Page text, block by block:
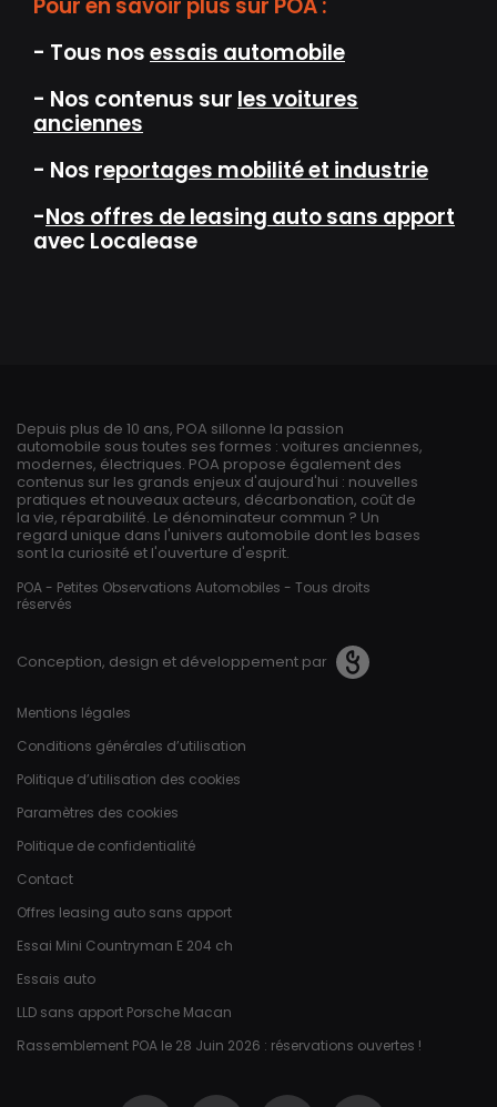
Pour en savoir plus sur POA :
- Tous nosessais automobile
- Nos contenus sur les voitures
anciennes
- Nos reportages mobilité et industrie
-Nos offres de leasing auto sans apport
avec Localease
Depuis plus de 10 ans, POA sillonne la passion
automobile sous toutes ses formes : voitures anciennes,
modernes, électriques. POA propose également des
contenus sur les grands enjeux d'aujourd'hui : nouvelles
pratiques et nouveaux acteurs, décarbonation, coût de
la vie, réparabilité. Le dénominateur commun ? Un
regard unique dans l'univers automobile dont les bases
sont la curiosité et l'ouverture d'esprit.
POA - Petites Observations Automobiles - Tous droits
réservés
Conception, design et développement par
Pied de page
Mentions légales
Conditions générales d’utilisation
Politique d’utilisation des cookies
Paramètres des cookies
Politique de confidentialité
Contact
Offres leasing auto sans apport
Essai Mini Countryman E 204 ch
Essais auto
LLD sans apport Porsche Macan
Rassemblement POA le 28 Juin 2026 : réservations ouvertes !